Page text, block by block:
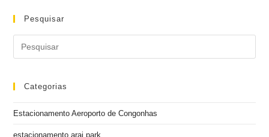
Pesquisar
Categorias
Estacionamento Aeroporto de Congonhas
estacionamento arai park